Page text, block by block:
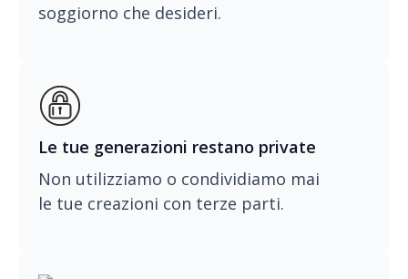
soggiorno che desideri.
Le tue generazioni restano private
Non utilizziamo o condividiamo mai
le tue creazioni con terze parti.